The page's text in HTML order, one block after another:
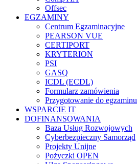
Offsec
EGZAMINY
Centrum Egzaminacyjne
PEARSON VUE
CERTIPORT
KRYTERION
PSI
GASQ
ICDL (ECDL)
Formularz zamówienia
Przygotowanie do egzaminu
WSPARCIE IT
DOFINANSOWANIA
Baza Usług Rozwojowych
Cyberbezpieczny Samorząd
Projekty Unijne
Pożyczki OPEN